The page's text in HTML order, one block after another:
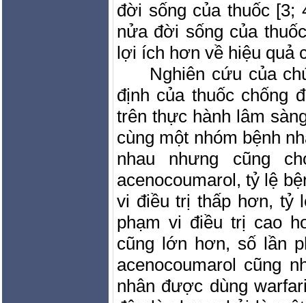
đời sống của thuốc [3;
nửa đời sống của
lợi ích hơn về hiệu quả
Nghiên cứu của
định của thuốc chống
trên thực hành lâm
cùng một nhóm bệnh
nhau nhưng cũng
acenocoumarol, tỷ lệ
vi điều trị thấp hơn, tỷ
phạm vi điều trị cao
cũng lớn hơn, số lần
acenocoumarol cũng
nhân được dùng